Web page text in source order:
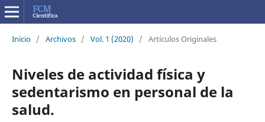
Inicio / Archivos / Vol. 1 (2020) / Artículos Originales
Niveles de actividad física y
sedentarismo en personal de la
salud.